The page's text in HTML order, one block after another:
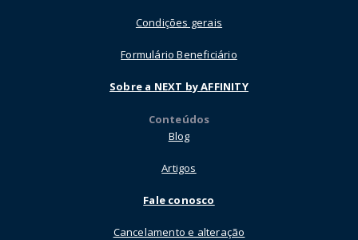
Condições gerais
Formulário Beneficiário
Sobre a NEXT by AFFINITY
Conteúdos
Blog
Artigos
Fale conosco
Cancelamento e alteração